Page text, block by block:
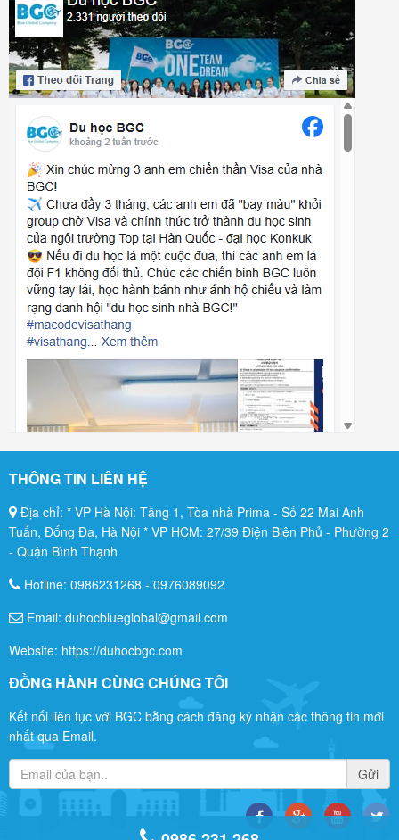
THÔNG TIN LIÊN HỆ
Địa chỉ: * VP Hà Nội: Tầng 1, Tòa nhà Prima - Số 22 Mai Anh
Tuấn, Đống Đa, Hà Nội * VP HCM: 27/39 Điện Biên Phủ - Phường 2
- Quận Bình Thạnh
Hotline:0986231268-0976089092
Email: duhocblueglobal@gmail.com
Website: https://duhocbgc.com
ĐỒNG HÀNH CÙNG CHÚNG TÔI
Kết nối liên tục với BGC bằng cách đăng ký nhận các thông tin mới